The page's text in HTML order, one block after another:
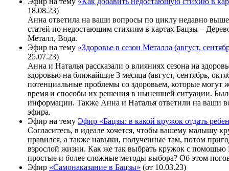
18.08.23)
Анна ответила на ваши вопросы по циклу недавно
статей по недостающим стихиям в картах Бацзы –
Металл, Вода.
Эфир на тему «Здоровье в сезон Металла (август,
25.07.23)
Анна и Наталья рассказали о влияниях сезона на
здоровью на ближайшие 3 месяца (август, сентябрь,
потенциальные проблемы со здоровьем, которые могут
время и способы их решения в нынешней ситуации.
информации. Также Анна и Наталья ответили на ваши
эфира.
Эфир на тему Эфир «Бацзы: в какой кружок отдать
Согласитесь, в идеале хочется, чтобы вашему малышу
нравился, а также навыки, полученные там, потом
взрослой жизни. Как же так выбрать кружок с помощью
простые и более сложные методы выбора? Об этом
Эфир «Самонаказание в Бацзы» (от 10.03.23)